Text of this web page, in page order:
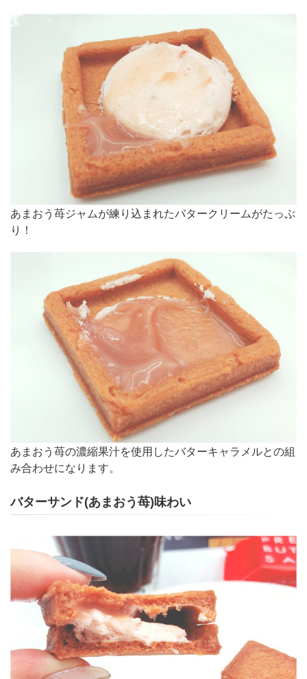
あまおう苺ジャムが練り込まれたバタークリームがたっぷ
り！
あまおう苺の濃縮果汁を使用したバターキャラメルとの組
み合わせになります。
バターサンド(あまおう苺)味わい